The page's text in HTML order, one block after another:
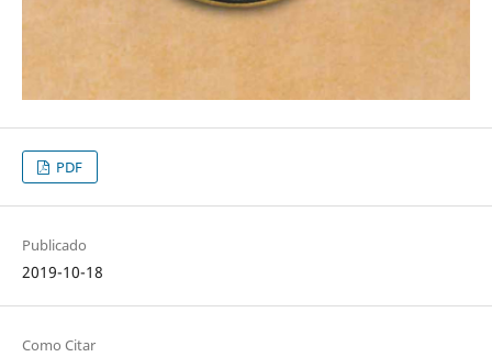
PDF
Publicado
2019-10-18
Como Citar